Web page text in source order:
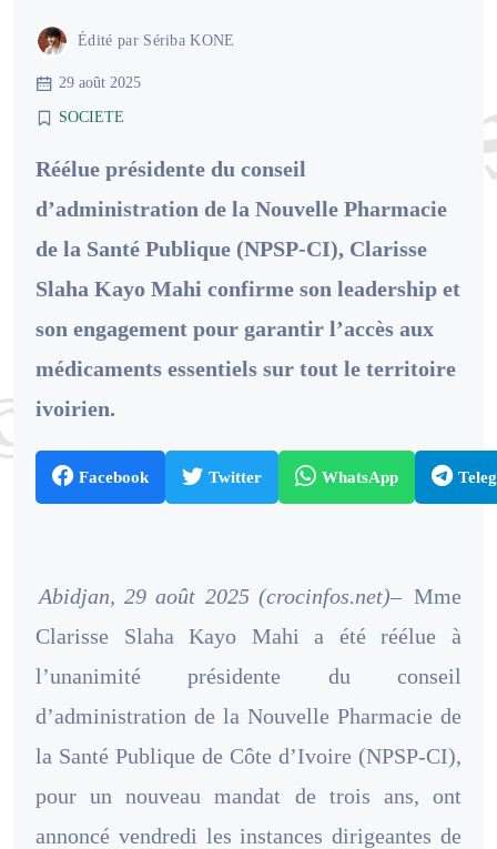
Édité par Sériba KONE
29 août 2025
SOCIETE
Réélue présidente du conseil
d’administration de la Nouvelle Pharmacie
de la Santé Publique (NPSP-CI), Clarisse
Slaha Kayo Mahi confirme son leadership et
son engagement pour garantir l’accès aux
médicaments essentiels sur tout le territoire
ivoirien.
Facebook Twitter WhatsApp
Abidjan, 29 août 2025 (crocinfos.net)– Mme
Clarisse Slaha Kayo Mahi a été réélue à
l’unanimité présidente du conseil
d’administration de la Nouvelle Pharmacie de
la Santé Publique de Côte d’Ivoire (NPSP-CI),
pour un nouveau mandat de trois ans, ont
annoncé vendredi les instances dirigeantes de